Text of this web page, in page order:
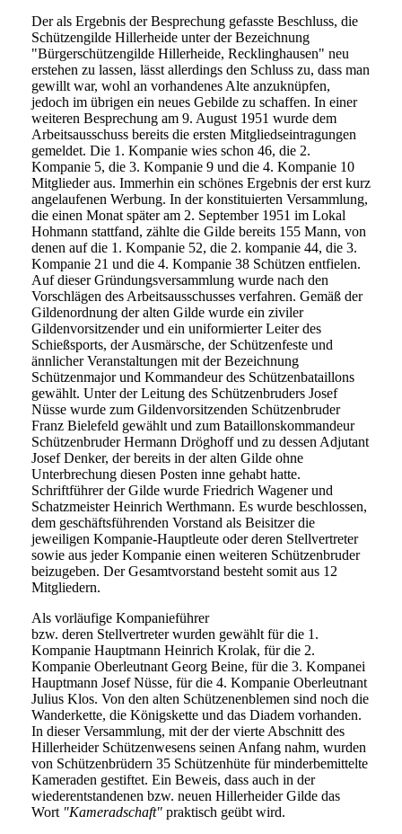
Der als Ergebnis der Besprechung gefasste Beschluss, die
Schützengilde Hillerheide unter der Bezeichnung
"Bürgerschützengilde Hillerheide, Recklinghausen" neu
erstehen zu lassen, lässt allerdings den Schluss zu, dass man
gewillt war, wohl an vorhandenes Alte anzuknüpfen,
jedoch im übrigen ein neues Gebilde zu schaffen. In einer
weiteren Besprechung am 9. August 1951 wurde dem
Arbeitsausschuss bereits die ersten Mitgliedseintragungen
gemeldet. Die 1. Kompanie wies schon 46, die 2.
Kompanie 5, die 3. Kompanie 9 und die 4. Kompanie 10
Mitglieder aus. Immerhin ein schönes Ergebnis der erst kurz
angelaufenen Werbung. In der konstituierten Versammlung,
die einen Monat später am 2. September 1951 im Lokal
Hohmann stattfand, zählte die Gilde bereits 155 Mann, von
denen auf die 1. Kompanie 52, die 2. kompanie 44, die 3.
Kompanie 21 und die 4. Kompanie 38 Schützen entfielen.
Auf dieser Gründungsversammlung wurde nach den
Vorschlägen des Arbeitsausschusses verfahren. Gemäß der
Gildenordnung der alten Gilde wurde ein ziviler
Gildenvorsitzender und ein uniformierter Leiter des
Schießsports, der Ausmärsche, der Schützenfeste und
ännlicher Veranstaltungen mit der Bezeichnung
Schützenmajor und Kommandeur des Schützenbataillons
gewählt. Unter der Leitung des Schützenbruders Josef
Nüsse wurde zum Gildenvorsitzenden Schützenbruder
Franz Bielefeld gewählt und zum Bataillonskommandeur
Schützenbruder Hermann Dröghoff und zu dessen Adjutant
Josef Denker, der bereits in der alten Gilde ohne
Unterbrechung diesen Posten inne gehabt hatte.
Schriftführer der Gilde wurde Friedrich Wagener und
Schatzmeister Heinrich Werthmann. Es wurde beschlossen,
dem geschäftsführenden Vorstand als Beisitzer die
jeweiligen Kompanie-Hauptleute oder deren Stellvertreter
sowie aus jeder Kompanie einen weiteren Schützenbruder
beizugeben. Der Gesamtvorstand besteht somit aus 12
Mitgliedern.
Als vorläufige Kompanieführer
bzw. deren Stellvertreter wurden gewählt für die 1.
Kompanie Hauptmann Heinrich Krolak, für die 2.
Kompanie Oberleutnant Georg Beine, für die 3. Kompanei
Hauptmann Josef Nüsse, für die 4. Kompanie Oberleutnant
Julius Klos. Von den alten Schützenenblemen sind noch die
Wanderkette, die Königskette und das Diadem vorhanden.
In dieser Versammlung, mit der der vierte Abschnitt des
Hillerheider Schützenwesens seinen Anfang nahm, wurden
von Schützenbrüdern 35 Schützenhüte für minderbemittelte
Kameraden gestiftet. Ein Beweis, dass auch in der
wiederentstandenen bzw. neuen Hillerheider Gilde das
Wort "Kameradschaft" praktisch geübt wird.